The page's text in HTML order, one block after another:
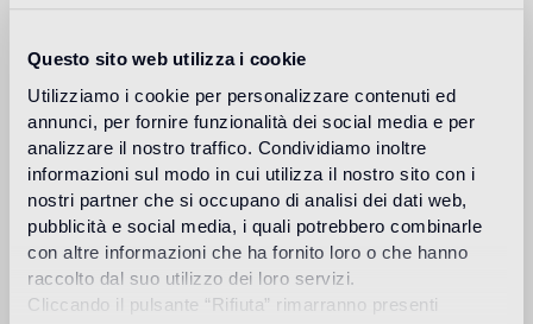
Questo sito web utilizza i cookie
Utilizziamo i cookie per personalizzare contenuti ed
annunci, per fornire funzionalità dei social media e per
analizzare il nostro traffico. Condividiamo inoltre
informazioni sul modo in cui utilizza il nostro sito con i
nostri partner che si occupano di analisi dei dati web,
pubblicità e social media, i quali potrebbero combinarle
con altre informazioni che ha fornito loro o che hanno
raccolto dal suo utilizzo dei loro servizi.
Cliccando il pulsante “Rifiuta” rimarranno presenti
Download
Design
jaime hayon